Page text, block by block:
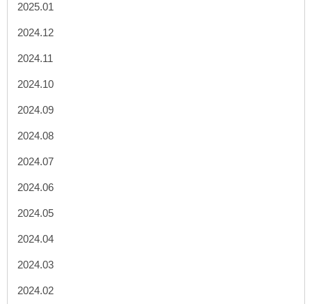
2025.01
2024.12
2024.11
2024.10
2024.09
2024.08
2024.07
2024.06
2024.05
2024.04
2024.03
2024.02